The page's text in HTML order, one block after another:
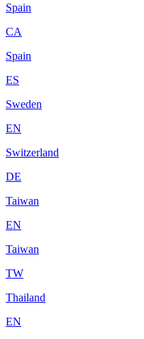
Spain
CA
Spain
ES
Sweden
EN
Switzerland
DE
Taiwan
EN
Taiwan
TW
Thailand
EN